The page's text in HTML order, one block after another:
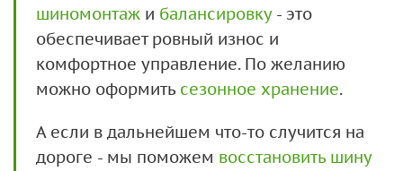
шиномонтаж и балансировку- это
обеспечивает ровный износ и
комфортное управление. По желанию
можно оформить сезонное хранение.
А если в дальнейшем что-то случится на
дороге - мы поможем восстановить шину